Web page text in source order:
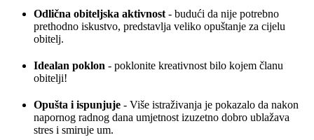
Odlična obiteljska aktivnost - budući da nije potrebno
prethodno iskustvo, predstavlja veliko opuštanje za cijelu
obitelj.
Idealan poklon - poklonite kreativnost bilo kojem članu
obitelji!
Opušta i ispunjuje - Više istraživanja je pokazalo da nakon
napornog radnog dana umjetnost izuzetno dobro ublažava
stres i smiruje um.